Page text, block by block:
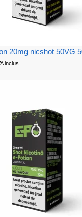
20mg nicshot 50VG
inclus